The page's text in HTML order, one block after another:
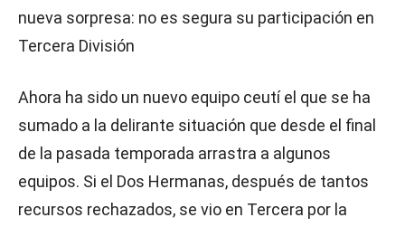
nueva sorpresa: no es segura su participación en
Tercera División
Ahora ha sido un nuevo equipo ceutí el que se ha
sumado a la delirante situación que desde el final
de la pasada temporada arrastra a algunos
equipos. Si el Dos Hermanas, después de tantos
recursos rechazados, se vio en Tercera por la